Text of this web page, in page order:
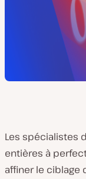
Les spécialistes
entières à
affiner le ciblage